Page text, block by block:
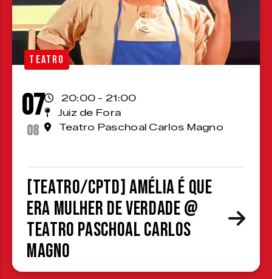
TEATRO
07
08
20:00 - 21:00
Juiz de Fora
Teatro Paschoal Carlos Magno
[TEATRO/CPTD] Amélia é que
era mulher de verdade @
Teatro Paschoal Carlos
Magno